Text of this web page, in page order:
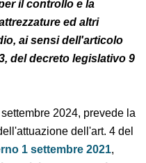
per il controllo e la
attrezzature ed altri
ai sensi
a) punto 3,
n. 81
settembre 2024,
2025
del Ministero